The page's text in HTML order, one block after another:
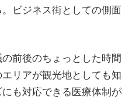
ビジネス街としての側
前後のちょっとした時
リアが観光地としても
も対応できる医療体制